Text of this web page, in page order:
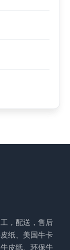
，配送，售后
纸、美国牛卡
皮纸、环保牛